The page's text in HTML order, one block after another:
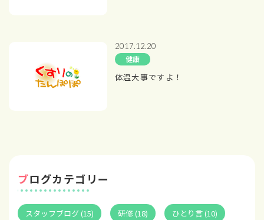
2017.12.20
健康
体温大事ですよ！
ブログカテゴリー
スタッフブログ (15) 研修 (18) ひとり言 (10)